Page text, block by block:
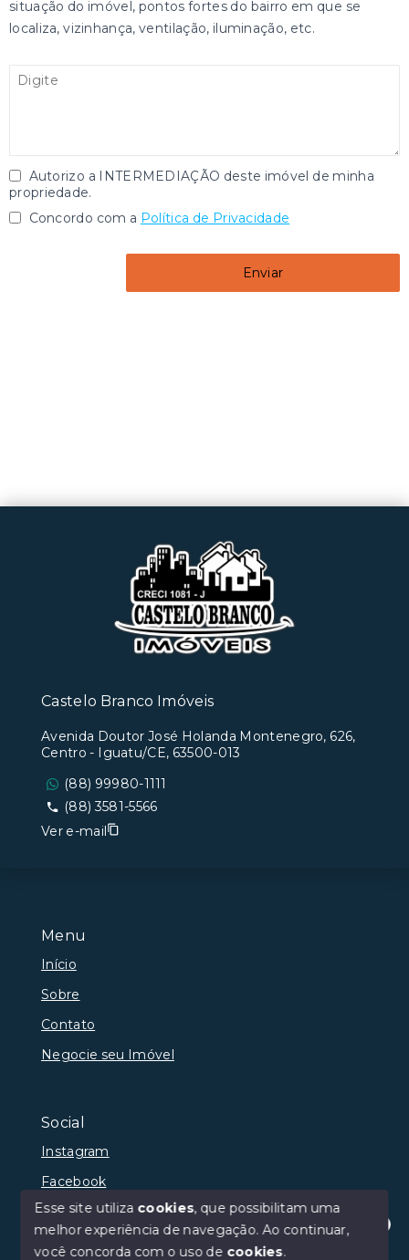
situação do imóvel, pontos fortes do bairro em que se
localiza, vizinhança, ventilação, iluminação, etc.
Autorizo a INTERMEDIAÇÃO deste imóvel de minha
propriedade.
Concordo com a Política de Privacidade
Enviar
Menu
Início
Sobre
Contato
Negocie seu Imóvel
Social
Instagram
Facebook
© Copyright 2026 - Castelo Branco Imóveis - Todos os
Castelo Branco Imóveis
Avenida Doutor José Holanda Montenegro, 626,
Centro - Iguatu/CE, 63500-013
(88) 99980-1111
(88) 3581-5566
Ver e-mail
Olá! Estamos disponíveis para te ajudar.
Esse site utiliza cookies, que possibilitam uma
melhor experiência de navegação.Ao continuar,
você concorda com o uso de cookies.